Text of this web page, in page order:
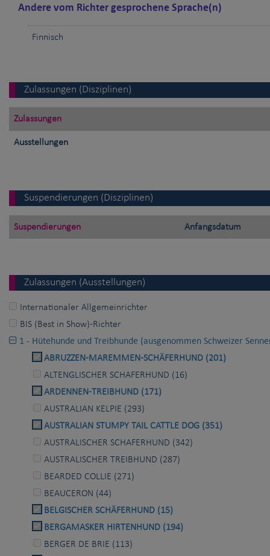
Andere vom Richter gesprochene Sprache(n)
Finnisch
Zulassungen (Disziplinen)
Zulassungen
Ausstellungen
Suspendierungen (Disziplinen)
Suspendierungen Anfangsdatum
Zulassungen (Ausstellungen)
Internationaler Allgemeinrichter
BIS (Best in Show)-Richter
1 - Hütehunde und Treibhunde (ausgenommen Schweizer
ABRUZZEN-MAREMMEN-SCHÄFERHUND (201)
ALTENGLISCHER SCHAFERHUND (16)
ARDENNEN-TREIBHUND (171)
AUSTRALIAN KELPIE (293)
AUSTRALIAN STUMPY TAIL CATTLE DOG (351)
AUSTRALISCHER SCHAFERHUND (342)
AUSTRALISCHER TREIBHUND (287)
BEARDED COLLIE (271)
BEAUCERON (44)
BELGISCHER SCHÄFERHUND (15)
BERGAMASKER HIRTENHUND (194)
BERGER DE BRIE (113)